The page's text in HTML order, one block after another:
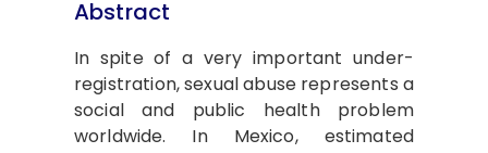
Abstract
In spite of a very important under-
registration, sexual abuse represents a
social and public health problem
worldwide. In Mexico, estimated